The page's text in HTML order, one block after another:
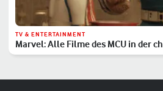
TV & ENTERTAINMENT
Marvel: Alle Filme des MCU in der
Reihenfolge